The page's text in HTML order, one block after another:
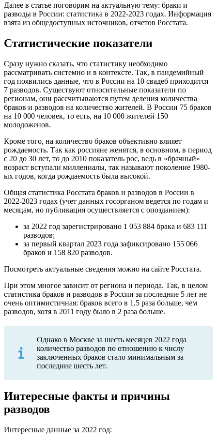
Далее в статье поговорим на актуальную тему: браки и
разводы в России: статистика в 2022-2023 годах. Информация
взята из общедоступных источников, отчетов Росстата.
Статистические показатели
Сразу нужно сказать, что статистику необходимо
рассматривать системно и в контексте. Так, в пандемийный
год появились данные, что в России на 10 свадеб приходится
7 разводов. Существуют относительные показатели по
регионам, они рассчитываются путем деления количества
браков и разводов на количество жителей. В России 75 браков
на 10 000 человек, то есть, на 10 000 жителей 150
молодоженов.
Кроме того, на количество браков объективно влияет
рождаемость. Так как россияне женятся, в основном, в период
с 20 до 30 лет, то до 2010 показатель рос, ведь в «брачный»
возраст вступали миллениалы, так называют поколение 1980-
ых годов, когда рождаемость была высокой.
Общая статистика Росстата браков и разводов в России в
2022-2023 годах (учет данных госорганом ведется по годам и
месяцам, но публикация осуществляется с опозданием):
за 2022 год зарегистрировано 1 053 884 брака и 683 111
разводов;
за первый квартал 2023 года зафиксировано 155 066
браков и 158 820 разводов.
Посмотреть актуальные сведения можно на сайте Росстата.
При этом многое зависит от региона и периода. Так, в целом
статистика браков и разводов в России за последние 5 лет не
очень оптимистичная: браков всего в 1,5 раза больше, чем
разводов, хотя в 2011 году было в 2 раза больше.
Однако в Москве за шесть месяцев 2022 года
количество разводов по отношению к числу
заключенных браков стало минимальным за
последние шесть лет.
Интересные факты и причины
разводов
Интересные данные за 2022 год: